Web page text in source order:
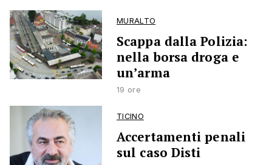
MURALTO
Scappa dalla Polizia:
nella borsa droga e
un’arma
19 ore
TICINO
Accertamenti penali
sul caso Disti